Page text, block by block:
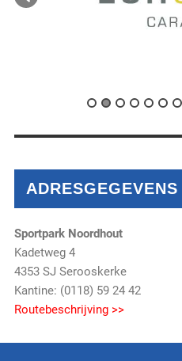
ADRESGEGEVENS
Sportpark Noordhout
Kadetweg 4
4353 SJ Serooskerke
Kantine: (0118) 59 24 42
Routebeschrijving >>